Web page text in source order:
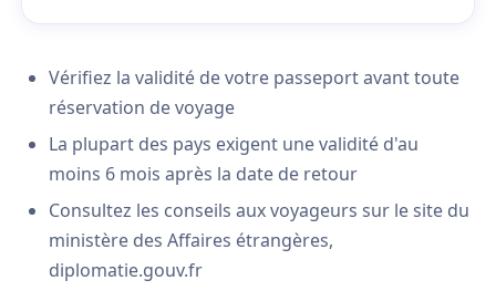
Vérifiez la validité de votre passeport avant toute
réservation de voyage
La plupart des pays exigent une validité d'au
moins 6 mois après la date de retour
Consultez les conseils aux voyageurs sur le site du
ministère des Affaires étrangères,
diplomatie.gouv.fr